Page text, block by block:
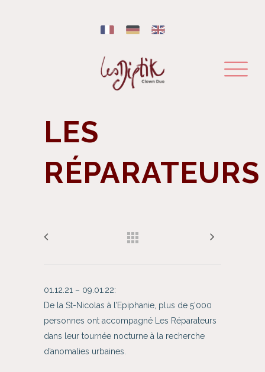
LES
RÉPARATEURS
01.12.21 – 09.01.22:
De la St-Nicolas à l’Epiphanie, plus de 5’000
personnes ont accompagné Les Réparateurs
dans leur tournée nocturne à la recherche
d’anomalies urbaines.